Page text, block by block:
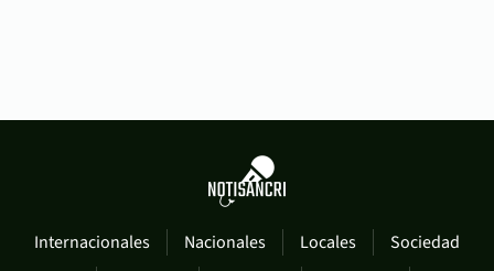
Internacionales Nacionales Locales
Sociedad